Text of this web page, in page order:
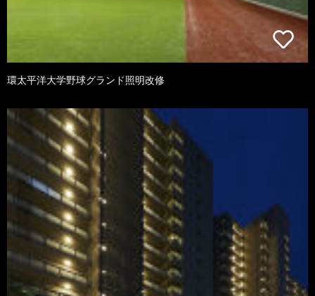
環太平洋大学野球グランド照明改修